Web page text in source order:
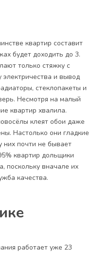
квартир составит
будет доходить до 3.
только стяжку с
и вывод
стеклопакеты и
Несмотря на малый
квартир хвалила.
клеят обои даже
Настолько они гладкие
них почти не бывает
квартир дольщики
поскольку вначале их
качества.
работает уже 23